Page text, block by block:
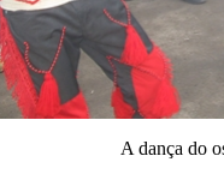
A dança do